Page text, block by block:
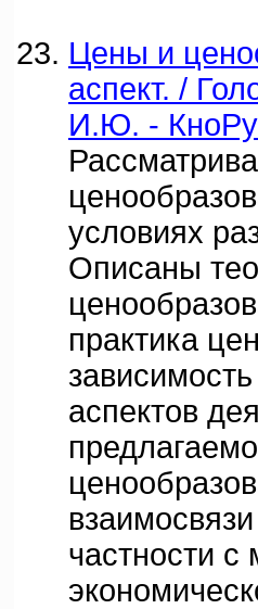
Цены и
аспект. /
И.Ю. -
условиях
Описаны
практика
аспектов
частности